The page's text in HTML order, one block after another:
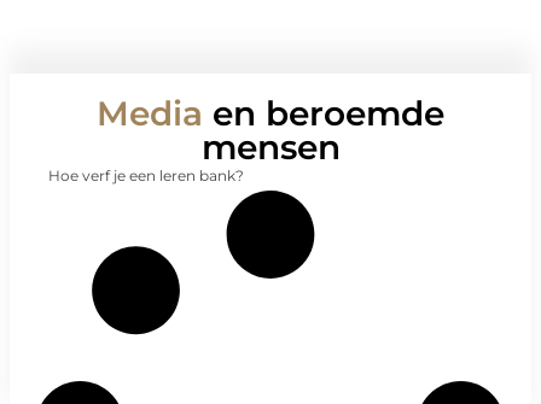
Media en beroemde
mensen
Hoe verf je een leren bank?